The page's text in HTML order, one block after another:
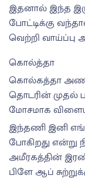
இதனால் இந்த
போட்டிக்கு
வெற்றி வாய்ப்பு
கொல்த்தா
கொல்கத்தா
தொடரின் முதல்
மோசமாக
இந்தணி இனி
போகிறது என்று
அமீரகத்தின்
பிளே ஆப்